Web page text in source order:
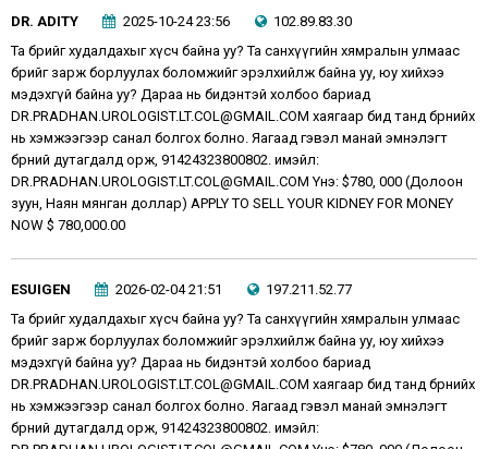
DR. ADITY 2025-10-24 23:56
102.89.83.30
Та бөөрийг худалдахыг хүсч байна уу? Та санхүүгийн хямралын улмаас
бөөрийг зарж борлуулах боломжийг эрэлхийлж байна уу, юу хийхээ
мэдэхгүй байна уу? Дараа нь бидэнтэй холбоо бариад
DR.PRADHAN.UROLOGIST.LT.COL@GMAIL.COM хаягаар бид танд бөөрнийх
нь хэмжээгээр санал болгох болно. Яагаад гэвэл манай эмнэлэгт
бөөрний дутагдалд орж, 91424323800802. имэйл:
DR.PRADHAN.UROLOGIST.LT.COL@GMAIL.COM Yнэ: $780, 000 (Долоон
зуун, Наян мянган доллар) APPLY TO SELL YOUR KIDNEY FOR MONEY
NOW $ 780,000.00
ESUIGEN 2026-02-04 21:51
197.211.52.77
Та бөөрийг худалдахыг хүсч байна уу? Та санхүүгийн хямралын улмаас
бөөрийг зарж борлуулах боломжийг эрэлхийлж байна уу, юу хийхээ
мэдэхгүй байна уу? Дараа нь бидэнтэй холбоо бариад
DR.PRADHAN.UROLOGIST.LT.COL@GMAIL.COM хаягаар бид танд бөөрнийх
нь хэмжээгээр санал болгох болно. Яагаад гэвэл манай эмнэлэгт
бөөрний дутагдалд орж, 91424323800802. имэйл: